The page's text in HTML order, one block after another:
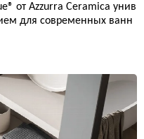
от Azzurra Ceramica унив
для современных ванн